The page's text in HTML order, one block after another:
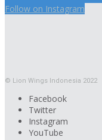
Follow on Instagram
© Lion Wings Indonesia 2022
Facebook
Twitter
Instagram
YouTube